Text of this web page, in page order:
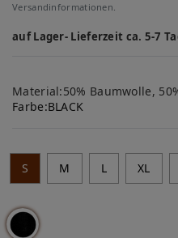
Versandinformationen.
auf Lager- Lieferzeit ca. 5-7
Material:50% Baumwolle,
Farbe:BLACK
S M L XL